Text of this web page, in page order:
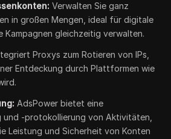
Verwalten Sie ganz
in großen Mengen, ideal für digitale
Kampagnen gleichzeitig verwalten.
Proxys zum Rotieren von IPs,
Entdeckung durch Plattformen wie
AdsPower bietet eine
und -protokollierung von Aktivitäten,
Leistung und Sicherheit von Konten